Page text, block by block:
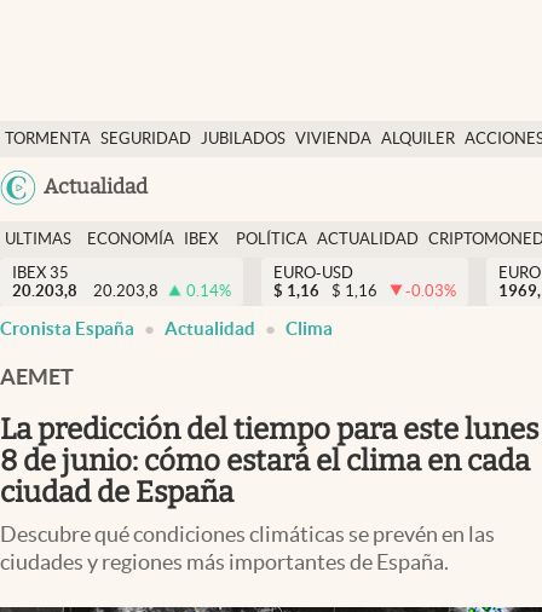
TORMENTA SEGURIDAD JUBILADOS VIVIENDA ALQUILER
Actualidad
Economía y finanzas
Política
Actualidad
Criptomonedas
España
ULTIMAS
NOTICIAS
ECONOMÍA
FINANZAS
IBEX
EURO
POLÍTICA ACTUALIDAD
IBEX 35
20.203,8
20.203,8 0.14%
EURO-USD
$ 1,16 $ 1,16 -0.03%
Cronista España Actualidad Clima
AEMET
La predicción del tiempo para este lunes
8 de junio: cómo estará el clima en cada
ciudad de España
Descubre qué condiciones climáticas se prevén en las
ciudades y regiones más importantes de España.